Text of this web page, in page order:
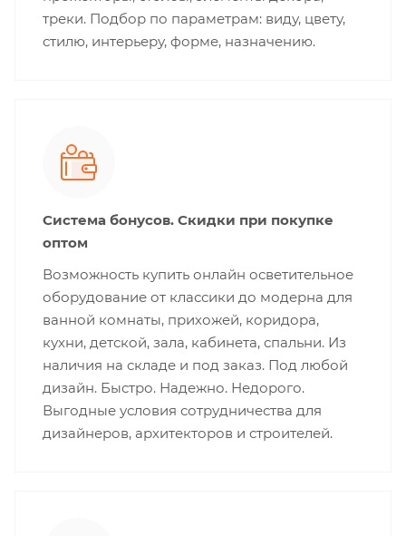
треки. Подбор по параметрам: виду, цвету,
стилю, интерьеру, форме, назначению.
Система бонусов. Скидки при покупке
оптом
Возможность купить онлайн осветительное
оборудование от классики до модерна для
ванной комнаты, прихожей, коридора,
кухни, детской, зала, кабинета, спальни. Из
наличия на складе и под заказ. Под любой
дизайн. Быстро. Надежно. Недорого.
Выгодные условия сотрудничества для
дизайнеров, архитекторов и строителей.